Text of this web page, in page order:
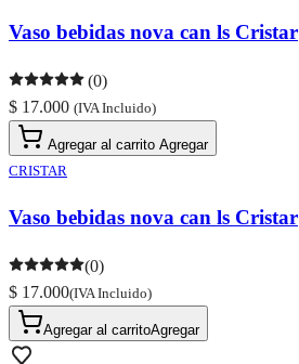
Vaso bebidas nova can ls Cristar
(0)
$ 17.000 (IVA Incluido)
Agregar al carrito Agregar
CRISTAR
Vaso bebidas nova can ls Cristar
(0)
$ 17.000(IVA Incluido)
Agregar al carritoAgregar